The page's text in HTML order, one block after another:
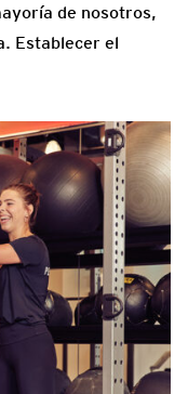
de nosotros,
Establecer el